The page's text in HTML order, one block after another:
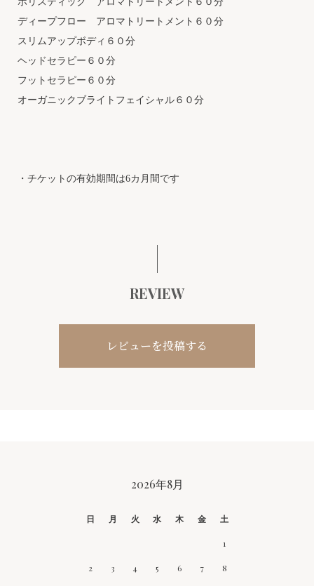
ディープフロー アロマトリートメント６０分
スリムアップボディ６０分
ヘッドセラピー６０分
フットセラピー６０分
オーガニックブライトフェイシャル６０分
・チケットの有効期間は6カ月間です
REVIEW
レビューを投稿する
2026年8月
日 月 火 水 木 金 土
1
2 3 4 5 6 7 8